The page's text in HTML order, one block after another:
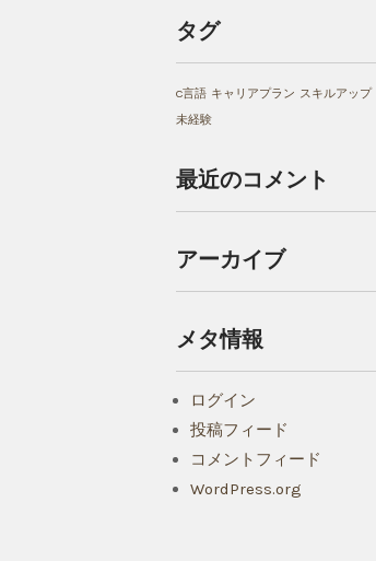
タグ
C言語 キャリアプラン スキルアップ
未経験
最近のコメント
アーカイブ
メタ情報
ログイン
投稿フィード
コメントフィード
WordPress.org